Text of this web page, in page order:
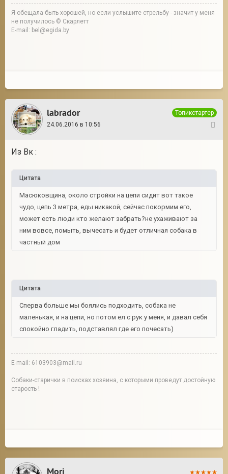
Я обещала быть хорошей, но если услышите стрельбу - значит у меня
не получилось © Скарлетт
E-mail: bel@egida.by
labrador
Топикстартер
24.06.2016 в 10:56
Из Вк :
Цитата
Масюковщина, около стройки на цепи сидит вот такое
чудо, цепь 3 метра, еды никакой, сейчас покормим его,
может есть люди кто желают забрать?не ухаживают за
ним вовсе, помыть, вычесать и будет отличная собака в
частный дом
Цитата
Сперва больше мы боялись подходить, собака не
маленькая, и на цепи, но потом ел с рук у меня, и давал себя
спокойно гладить, подставлял где его почесать)
E-mail: 6103903@mail.ru
Собаки-старички в поисках хозяина, с которыми проведут достойную
старость !
Mori